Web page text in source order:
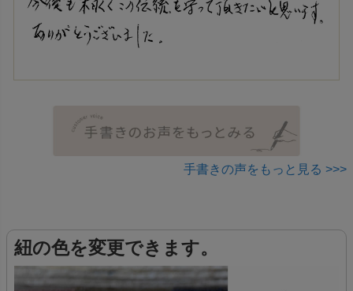
手書きの声をもっと見る >>>
紐の色を変更できます。